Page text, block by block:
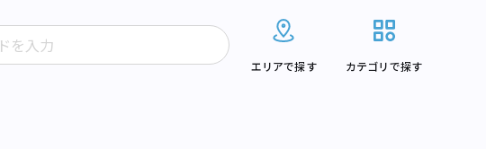
エリアで探す カテゴリで探す